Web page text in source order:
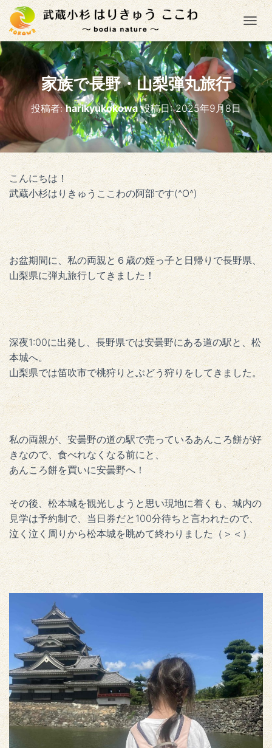
ナ
家族で長野・山梨弾丸旅行
投稿者:harikyukokowa投稿日:2025年9月8日
こんにちは！
武蔵小杉はりきゅうここわの阿部です(^O^)
お盆期間に、私の両親と６歳の姪っ子と日帰りで長野県、
山梨県に弾丸旅行してきました！
深夜1:00に出発し、長野県では安曇野にある道の駅と、松
本城へ。
山梨県では笛吹市で桃狩りとぶどう狩りをしてきました。
私の両親が、安曇野の道の駅で売っているあんころ餅が好
きなので、食べれなくなる前にと、
あんころ餅を買いに安曇野へ！
その後、松本城を観光しようと思い現地に着くも、城内の
見学は予約制で、当日券だと100分待ちと言われたので、
泣く泣く周りから松本城を眺めて終わりました（＞＜）